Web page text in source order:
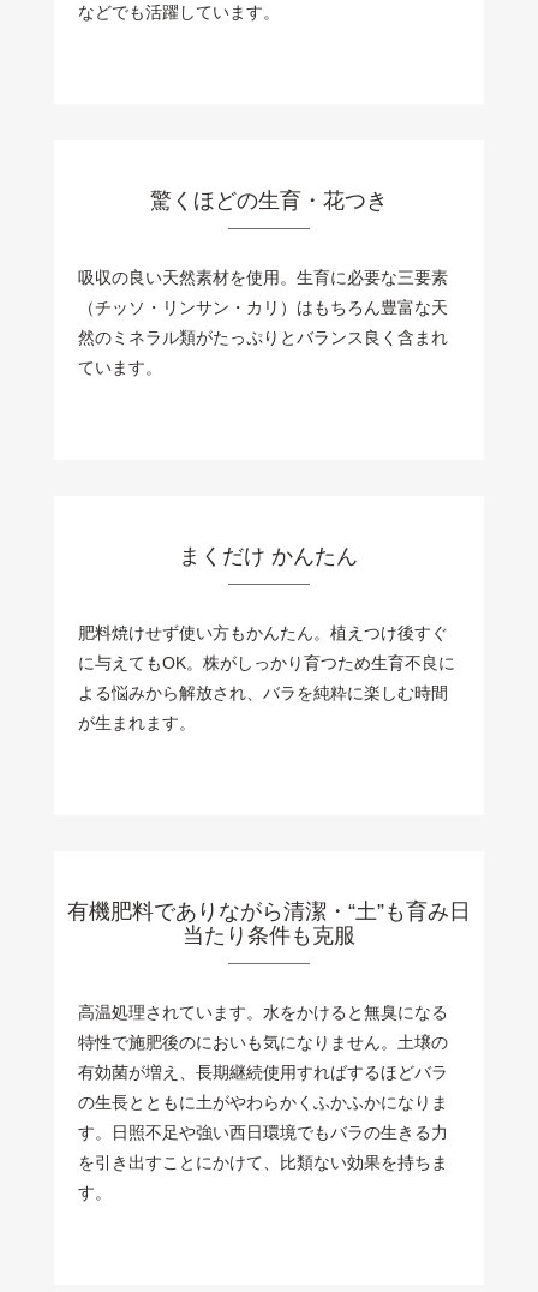
などでも活躍しています。
驚くほどの生育・花つき
吸収の良い天然素材を使用。生育に必要な三要素
（チッソ・リンサン・カリ）はもちろん豊富な天
然のミネラル類がたっぷりとバランス良く含まれ
ています。
まくだけ かんたん
肥料焼けせず使い方もかんたん。植えつけ後すぐ
に与えてもOK。株がしっかり育つため生育不良に
よる悩みから解放され、バラを純粋に楽しむ時間
が生まれます。
有機肥料でありながら清潔・“土”も育み日
当たり条件も克服
高温処理されています。水をかけると無臭になる
特性で施肥後のにおいも気になりません。土壌の
有効菌が増え、長期継続使用すればするほどバラ
の生長とともに土がやわらかくふかふかになりま
す。日照不足や強い西日環境でもバラの生きる力
を引き出すことにかけて、比類ない効果を持ちま
す。